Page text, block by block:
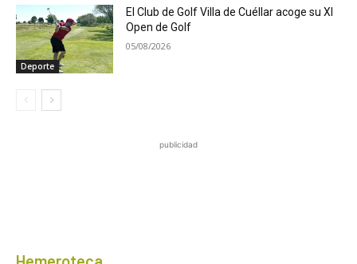
Deporte
El Club de Golf Villa de Cuéllar acoge su XI
Open de Golf
05/08/2026
publicidad